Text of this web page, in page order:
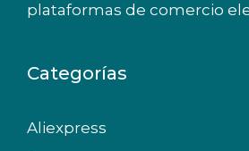
plataformas de comercio
Categorías
Aliexpress